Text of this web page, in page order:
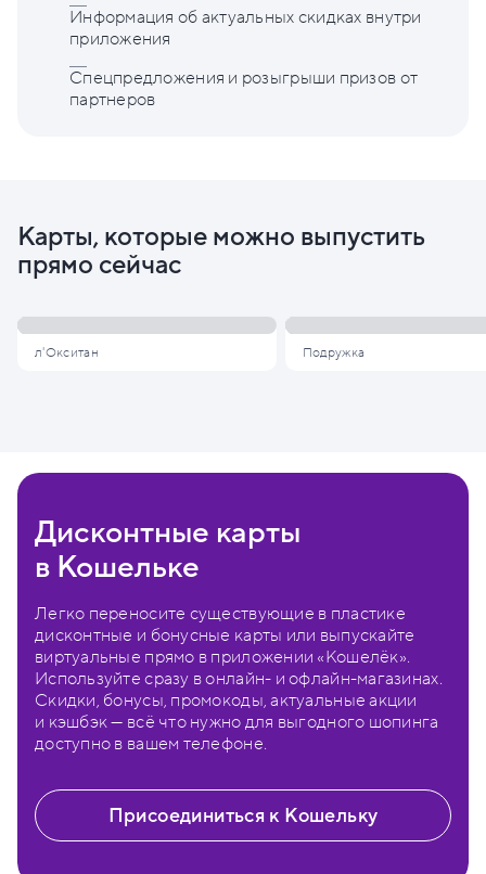
Информация об актуальных скидках внутри
приложения
Спецпредложения и розыгрыши призов от
партнеров
Карты, которые можно выпустить
прямо сейчас
л'Окситан Подружка
Дисконтные карты
в Кошельке
Легко переносите существующие в пластике
дисконтные и бонусные карты или выпускайте
виртуальные прямо в приложении «Кошелёк».
Используйте сразу в онлайн- и офлайн-магазинах.
Скидки, бонусы, промокоды, актуальные акции
и кэшбэк — всё что нужно для выгодного шопинга
доступно в вашем телефоне.
Присоединиться к Кошельку